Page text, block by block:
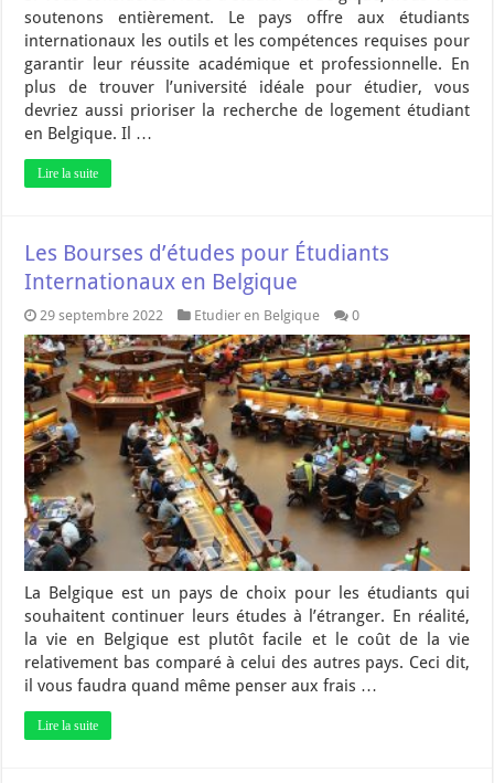
soutenons entièrement. Le pays offre aux étudiants
internationaux les outils et les compétences requises pour
garantir leur réussite académique et professionnelle. En
plus de trouver l’université idéale pour étudier, vous
devriez aussi prioriser la recherche de logement étudiant
en Belgique. Il …
Lire la suite
Les Bourses d’études pour Étudiants
Internationaux en Belgique
29 septembre 2022 Etudier en Belgique 0
La Belgique est un pays de choix pour les étudiants qui
souhaitent continuer leurs études à l’étranger. En réalité,
la vie en Belgique est plutôt facile et le coût de la vie
relativement bas comparé à celui des autres pays. Ceci dit,
il vous faudra quand même penser aux frais …
Lire la suite